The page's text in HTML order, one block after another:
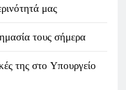
μας
τους σήμερα
της στο Υπουργείο